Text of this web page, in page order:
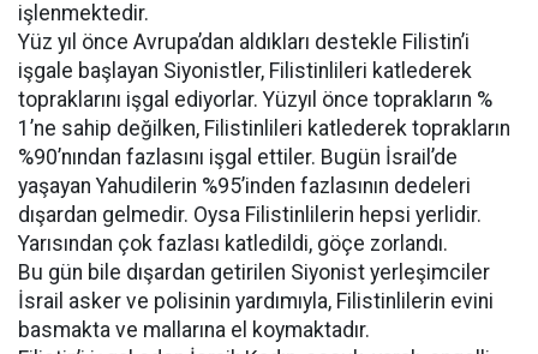
işlenmektedir.
Yüz yıl önce Avrupa’dan aldıkları destekle Filistin’i
işgale başlayan Siyonistler, Filistinlileri katlederek
topraklarını işgal ediyorlar. Yüzyıl önce toprakların %
1’ne sahip değilken, Filistinlileri katlederek toprakların
%90’nından fazlasını işgal ettiler. Bugün İsrail’de
yaşayan Yahudilerin %95’inden fazlasının dedeleri
dışardan gelmedir. Oysa Filistinlilerin hepsi yerlidir.
Yarısından çok fazlası katledildi, göçe zorlandı.
Bu gün bile dışardan getirilen Siyonist yerleşimciler
İsrail asker ve polisinin yardımıyla, Filistinlilerin evini
basmakta ve mallarına el koymaktadır.